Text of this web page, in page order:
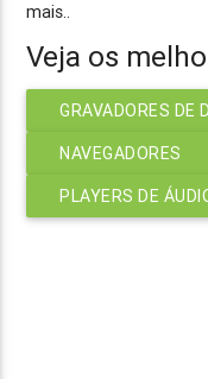
mais..
Veja os
GRAVADORES DE
NAVEGADORES
PLAYERS DE